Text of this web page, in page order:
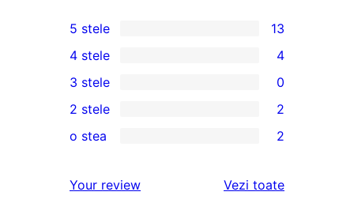
13
5
–
recenzii
(stele)
5 stele 13
4
–
recenzii
4 stele 4
0
3
–
(stele)
3 stele 0
2
recenzii
2 stele 2
2
–
o stea 2
Your review Vezi toaterecenziile